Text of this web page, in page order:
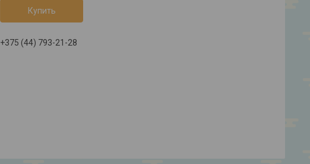
Купить
+375 (44) 793-21-28